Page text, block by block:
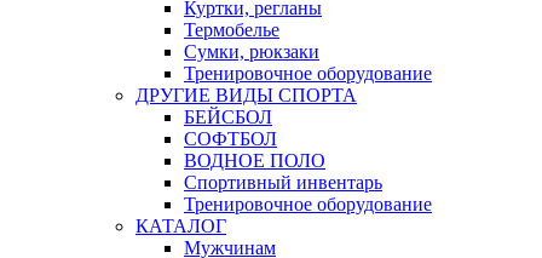
Куртки, регланы
Термобелье
Сумки, рюкзаки
Тренировочное оборудование
ДРУГИЕ ВИДЫ СПОРТА
БЕЙСБОЛ
СОФТБОЛ
ВОДНОЕ ПОЛО
Спортивный инвентарь
Тренировочное оборудование
КАТАЛОГ
Мужчинам